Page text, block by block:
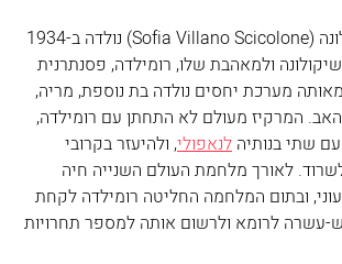
ולמאהבת שלו, רומילדה, פסנתרנית
מערכת יחסים נולדה בת נוספת, מריה,
המרקיז מעולם לא התחתן עם רומילדה,
שתי בנותיה לנאפולי, ולהיעזר בקרובי
לאורך מלחמת העולם השנייה חיה
ובתום המלחמה החליטה רומילדה לקחת
עשרה לרומא ולרשום אותה למספר תחרויות